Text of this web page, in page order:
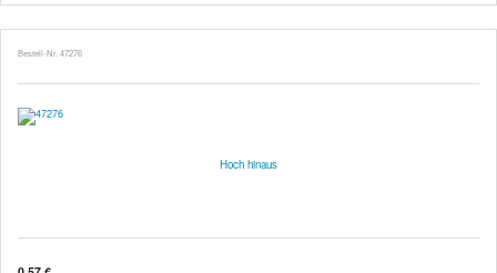
Bestell-Nr. 47276
Hoch hinaus